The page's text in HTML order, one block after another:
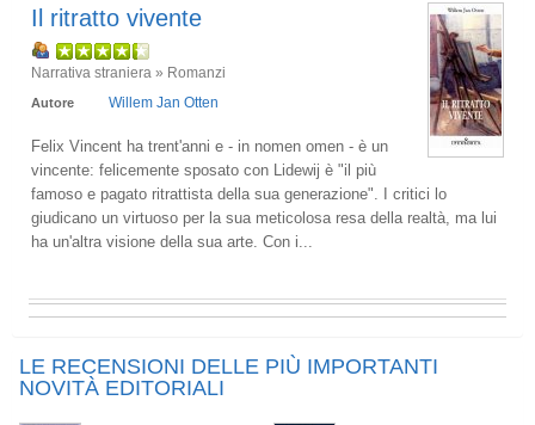
Il ritratto vivente
Narrativa straniera » Romanzi
Autore Willem Jan Otten
Felix Vincent ha trent'anni e - in nomen omen - è un
vincente: felicemente sposato con Lidewij è "il più
famoso e pagato ritrattista della sua generazione". I critici lo
giudicano un virtuoso per la sua meticolosa resa della realtà, ma lui
ha un'altra visione della sua arte. Con i...
LE RECENSIONI DELLE PIÙ IMPORTANTI
NOVITÀ EDITORIALI